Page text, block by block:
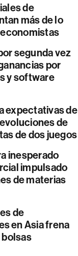
de
más de lo
segunda vez
por
y software
expectativas de
de
de dos juegos
inesperado
impulsado
de materias
de
en Asia frena
bolsas